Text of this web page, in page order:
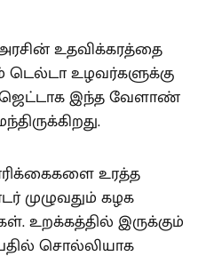
அரசின் உதவிக்கரத்தை
டெல்டா உழவர்களுக்கு
இந்த வேளாண்
உரத்த
முழுவதும் கழக
உறக்கத்தில் இருக்கும்
சொல்லியாக